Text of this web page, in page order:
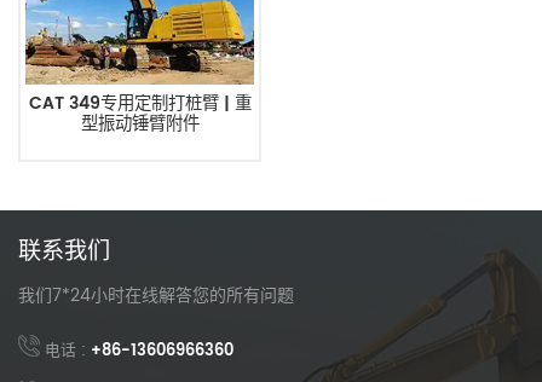
CAT 349专用定制打桩臂 | 重
型振动锤臂附件
联系我们
我们7*24小时在线解答您的所有问题
电话 : +86-13606966360